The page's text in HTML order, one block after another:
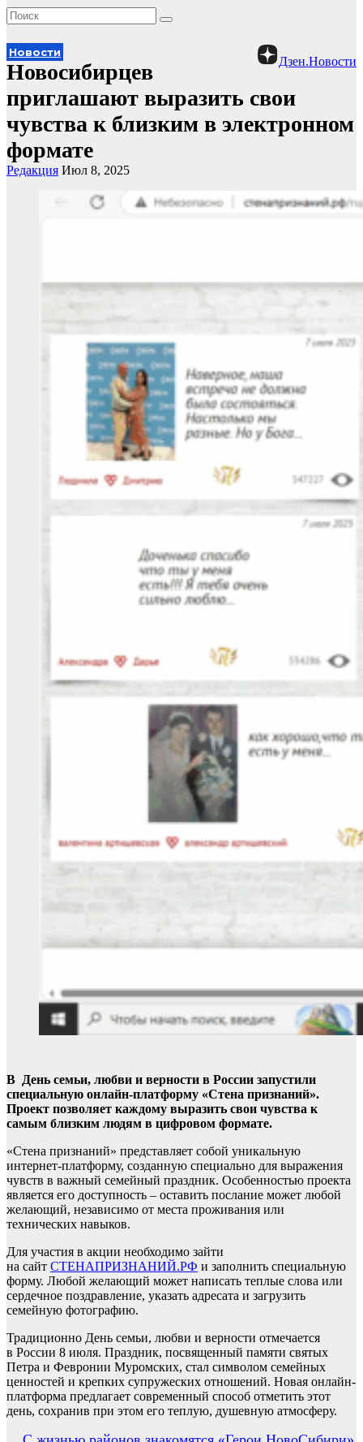
Дзен.Новости
Новости
Новосибирцев
приглашают выразить свои
чувства к близким в электронном
формате
Редакция Июл 8, 2025
В День семьи, любви и верности в России запустили
специальную онлайн-платформу «Стена признаний».
Проект позволяет каждому выразить свои чувства к
самым близким людям в цифровом формате.
«Стена признаний» представляет собой уникальную
интернет-платформу, созданную специально для выражения
чувств в важный семейный праздник. Особенностью проекта
является его доступность – оставить послание может любой
желающий, независимо от места проживания или
технических навыков.
Для участия в акции необходимо зайти
на сайт СТЕНАПРИЗНАНИЙ.РФ и заполнить специальную
форму. Любой желающий может написать теплые слова или
сердечное поздравление, указать адресата и загрузить
семейную фотографию.
Традиционно День семьи, любви и верности отмечается
в России 8 июля. Праздник, посвященный памяти святых
Петра и Февронии Муромских, стал символом семейных
ценностей и крепких супружеских отношений. Новая онлайн-
платформа предлагает современный способ отметить этот
день, сохранив при этом его теплую, душевную атмосферу.